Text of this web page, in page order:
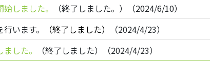
しました。
（終了しました。）（2024/6/10）
います。
（終了しました）
（2024/4/23）
した。
（終了しました）（2024/4/23）